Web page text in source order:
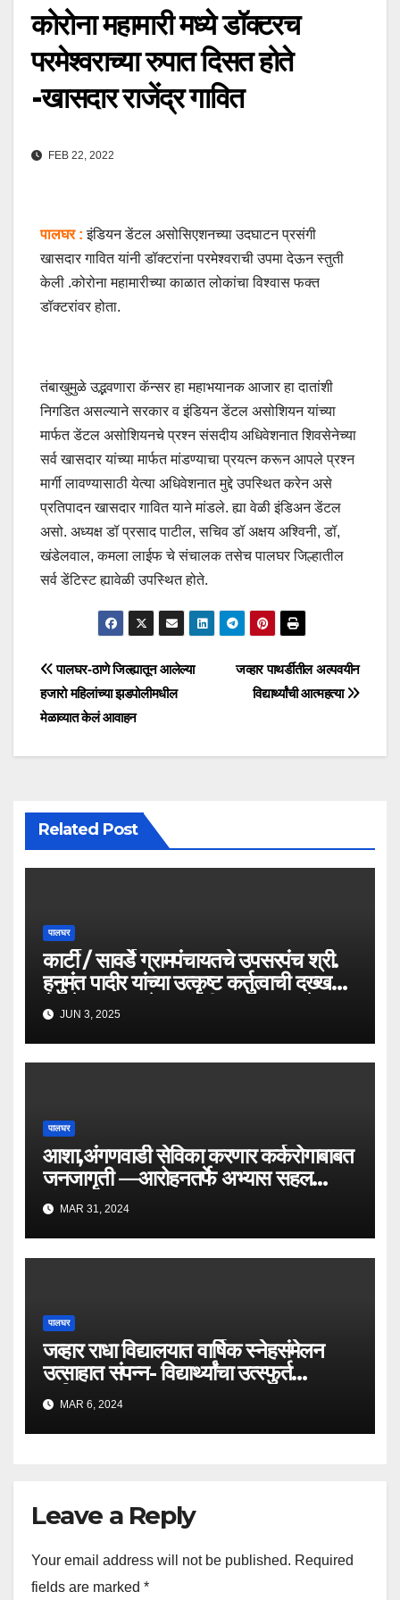
कोरोना महामारी मध्ये डॉक्टरच
परमेश्वराच्या रुपात दिसत होते
-खासदार राजेंद्र गावित
FEB 22, 2022
पालघर : इंडियन डेंटल असोसिएशनच्या उदघाटन प्रसंगी
खासदार गावित यांनी डॉक्टरांना परमेश्वराची उपमा देऊन स्तुती
केली .कोरोना महामारीच्या काळात लोकांचा विश्वास फक्त
डॉक्टरांवर होता.
तंबाखुमुळे उद्भवणारा कॅन्सर हा महाभयानक आजार हा दातांशी
निगडित असल्याने सरकार व इंडियन डेंटल असोशियन यांच्या
मार्फत डेंटल असोशियनचे प्रश्न संसदीय अधिवेशनात शिवसेनेच्या
सर्व खासदार यांच्या मार्फत मांडण्याचा प्रयत्न करून आपले प्रश्न
मार्गी लावण्यासाठी येत्या अधिवेशनात मुद्दे उपस्थित करेन असे
प्रतिपादन खासदार गावित याने मांडले. ह्या वेळी इंडिअन डेंटल
असो. अध्यक्ष डॉ प्रसाद पाटील, सचिव डॉ अक्षय अश्विनी, डॉ,
खंडेलवाल, कमला लाईफ चे संचालक तसेच पालघर जिल्हातील
सर्व डेंटिस्ट ह्यावेळी उपस्थित होते.
जव्हार पाथर्डीतील अल्पवयीन
विद्यार्थ्यांची आत्महत्या
पालघर-ठाणे जिल्ह्यातून आलेल्या
हजारो महिलांच्या झडपोलीमधील
मेळाव्यात केलं आवाहन
Related Post
पालघर
कार्टी / सावर्डे ग्रामपंचायतचे उपसरपंच श्री.
हनुमंत पादीर यांच्या उत्कृष्ट कर्तुत्वाची दख्खल
घेत केला राज्याचे वनमंत्री तथा पालघरचे
पालकमंत्री नामदार गणेशजी नाईक साहेबांनी
केला सत्पात्री सन्मान..
JUN 3, 2025
पालघर
आशा,अंगणवाडी सेविका करणार कर्करोगाबाबत
जनजागृती —आरोहनतर्फे अभ्यास सहल
संपन्न.
MAR 31, 2024
पालघर
जव्हार राधा विद्यालयात वार्षिक स्नेहसंमेलन
उत्साहात संपन्न- विद्यार्थ्यांचा उत्स्फुर्त
प्रतिसाद.
MAR 6, 2024
Leave a Reply
Your email address will not be published. Required
fields are marked *